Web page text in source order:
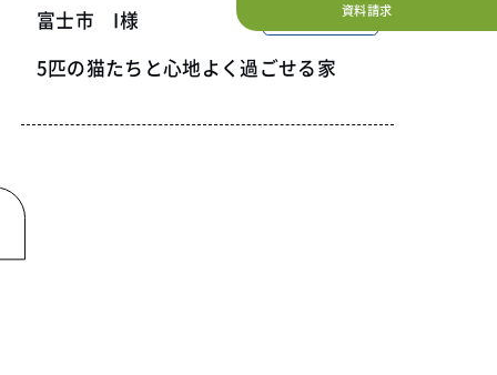
富士市 I様 ペットと暮らす
5匹の猫たちと心地よく過ごせる家
資料請求